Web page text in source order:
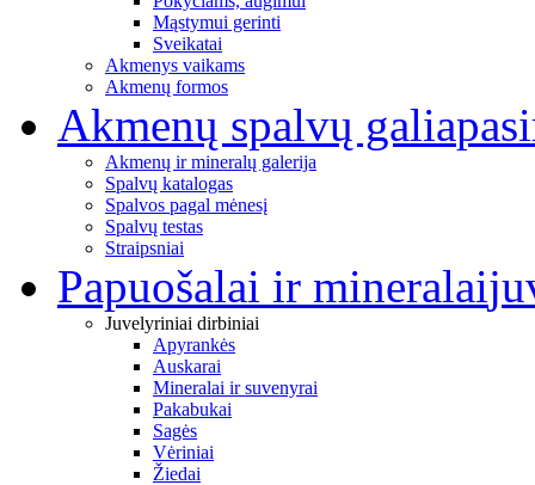
Mąstymui gerinti
Sveikatai
Akmenys vaikams
Akmenų formos
Akmenų spalvų galia
Akmenų ir mineralų galerija
Spalvų katalogas
Spalvos pagal mėnesį
Spalvų testas
Straipsniai
Papuošalai ir mineralai
Juvelyriniai dirbiniai
Apyrankės
Auskarai
Mineralai ir suvenyrai
Pakabukai
Sagės
Vėriniai
Žiedai